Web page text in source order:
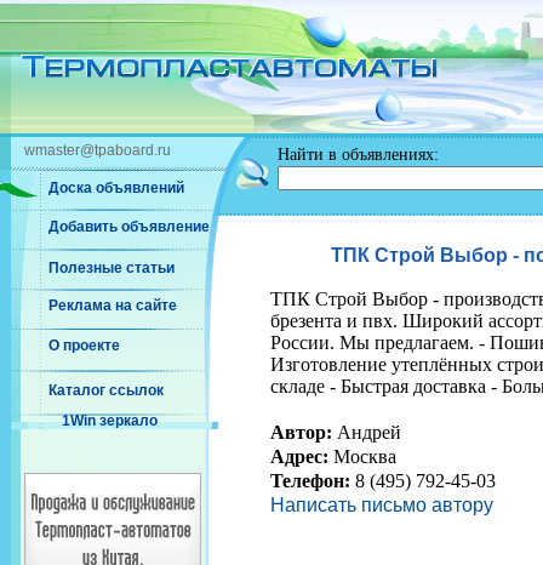
wmaster@tpaboard.ru
Доска объявлений
Добавить объявление
Полезные статьи
Реклама на сайте
О проекте
Каталог ссылок
1Win зеркало
Найти в объявлениях:
ТПК Строй Выбор -
ТПК Строй Выбор -
брезента и пвх. Широкий
России. Мы предлагаем. -
Изготовление утеплённых
складе - Быстрая доставка -
Автор: Андрей
Адрес: Москва
Телефон: 8 (495) 792-45-03
Написать письмо автору